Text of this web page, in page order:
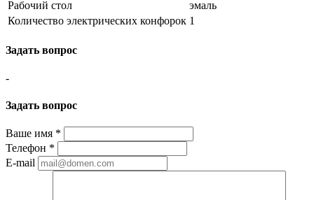
Рабочий стол
эмаль
Количество электрических конфорок 1
Задать вопрос
-
Задать вопрос
Ваше имя *
Телефон *
E-mail